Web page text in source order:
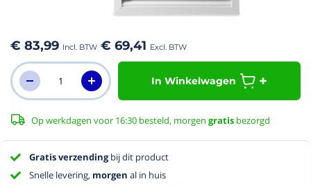
€ 83,99 € 69,41
Op werkdagen voor 16:30 besteld, morgen gratis bezorgd
In Winkelwagen
Gratis verzendingbij dit product
Snelle levering, morgen al in huis